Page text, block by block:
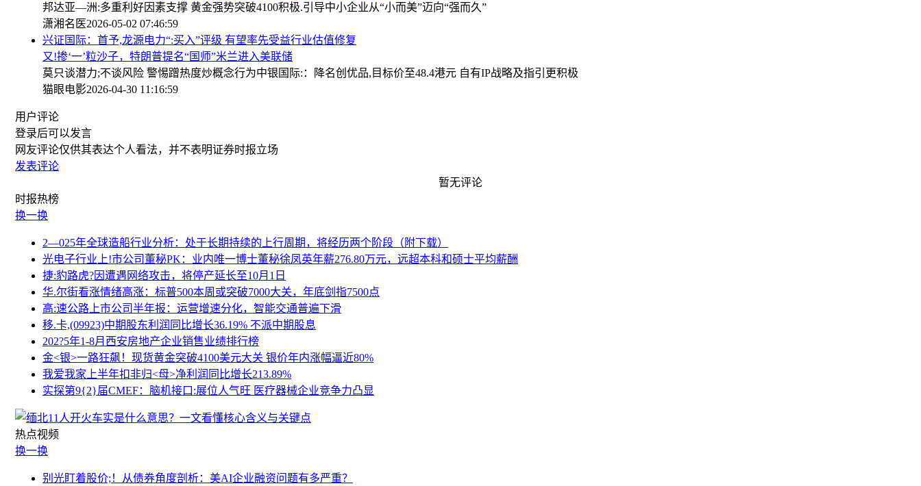
邦达亚—洲:多重利好因素支撑 黄金强势突破4100积极.引导中小企业从“小而美”迈向“强而久”
潇湘名医2026-05-02 07:46:59
兴证国际：首予,龙源电力“:买入”评级 有望率先受益行业估值修复
又!掺‘一’粒沙子，特朗普提名“国师”米兰进入美联储
莫只谈潜力;不谈风险 警惕蹭热度炒概念行为中银国际:：降名创优品,目标价至48.4港元 自有IP战略及指引更积极
猫眼电影2026-04-30 11:16:59
用户评论
登录后可以发言
网友评论仅供其表达个人看法，并不表明证券时报立场
发表评论
暂无评论
时报热榜
换一换
2—025年全球造船行业分析：处于长期持续的上行周期，将经历两个阶段（附下载）
光电子行业上!市公司董秘PK：业内唯一博士董秘徐凤英年薪276.80万元，远超本科和硕士平均薪酬
捷:豹路虎?因遭遇网络攻击，将停产延长至10月1日
华.尔街看涨情绪高涨：标普500本周或突破7000大关，年底剑指7500点
高:速公路上市公司半年报：运营增速分化，智能交通普遍下滑
移.卡,(09923)中期股东利润同比增长36.19% 不派中期股息
202?5年1-8月西安房地产企业销售业绩排行榜
金<银>一路狂飙！现货黄金突破4100美元大关 银价年内涨幅逼近80%
我爱我家上半年扣非归<母>净利润同比增长213.89%
实探第9{2}届CMEF：脑机接口:展位人气旺 医疗器械企业竞争力凸显
热点视频
换一换
别光盯着股价;！从债券角度剖析：美AI企业融资问题有多严重？